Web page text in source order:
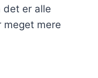
det er alle
mere